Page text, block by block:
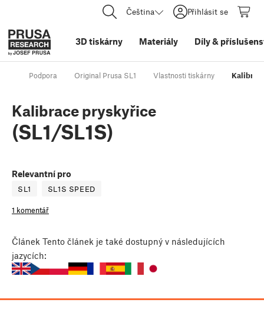
Čeština Přihlásit se
3D tiskárny Materiály Díly&
Podpora Original Prusa SL1 Vlastnosti tiskárny
Kalibrace pryskyřice
(SL1/SL1S)
Relevantní pro
SL1 SL1S SPEED
1 komentář
Článek Tento článek je také dostupný v následujících
jazycích: